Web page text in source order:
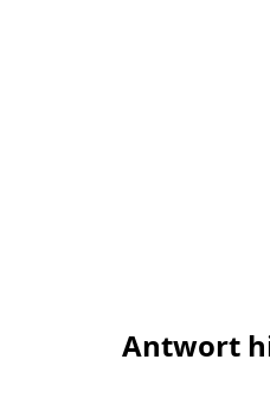
Antwort